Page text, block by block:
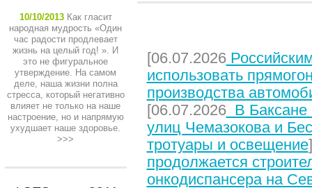
10/10/2013 Как гласит
народная мудрость «Один
час радости продлевает
жизнь на целый год! ». И
это не фигуральное
утверждение. На самом
деле, наша жизни полна
стресса, который негативно
влияет не только на наше
настроение, но и напрямую
ухудшает наше здоровье.
>>>
[06.07.2026
использовать
производства
[06.07.2026В Баксане
улиц Чемазокова и
тротуары и освещение
продолжается
онкодиспансера на